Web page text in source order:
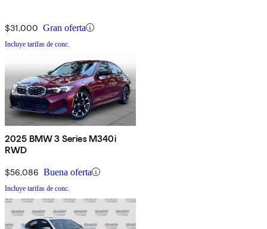
$31,000 Gran oferta
Incluye tarifas de conc.
2025 BMW 3 Series M340i
RWD
$56,086 Buena oferta
Incluye tarifas de conc.